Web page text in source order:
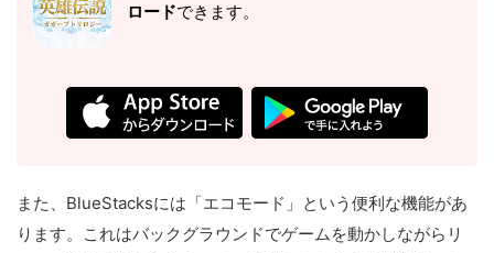
ロードできます。
また、BlueStacksには「エコモード」という便利な機能があ
ります。これはバックグラウンドでゲームを動かしながらリ